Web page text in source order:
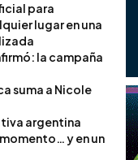
para
lugar en una
la campaña
suma a Nicole
argentina
y en un